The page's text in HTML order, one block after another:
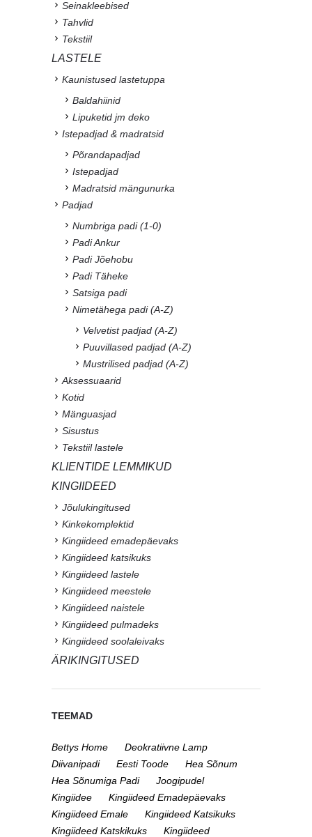
Seinakleebised
Tahvlid
Tekstiil
LASTELE
Kaunistused lastetuppa
Baldahiinid
Lipuketid jm deko
Istepadjad & madratsid
Põrandapadjad
Istepadjad
Madratsid mängunurka
Padjad
Numbriga padi (1-0)
Padi Ankur
Padi Jõehobu
Padi Täheke
Satsiga padi
Nimetähega padi (A-Z)
Velvetist padjad (A-Z)
Puuvillased padjad (A-Z)
Mustrilised padjad (A-Z)
Aksessuaarid
Kotid
Mänguasjad
Sisustus
Tekstiil lastele
KLIENTIDE LEMMIKUD
KINGIIDEED
Jõulukingitused
Kinkekomplektid
Kingiideed emadepäevaks
Kingiideed katsikuks
Kingiideed lastele
Kingiideed meestele
Kingiideed naistele
Kingiideed pulmadeks
Kingiideed soolaleivaks
ÄRIKINGITUSED
TEEMAD
Bettys Home
Deokratiivne Lamp
Diivanipadi
Eesti Toode
Hea Sõnum
Hea Sõnumiga Padi
Joogipudel
Kingiidee
Kingiideed Emadepäevaks
Kingiideed Emale
Kingiideed Katsikuks
Kingiideed Katskikuks
Kingiideed